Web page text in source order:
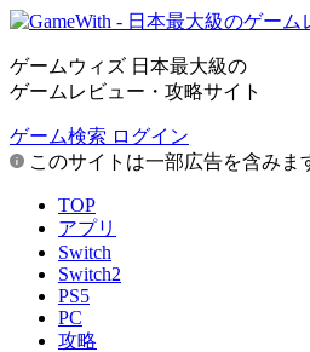
ゲームウィズ 日本最大級の
ゲームレビュー・攻略サイト
ゲーム検索 ログイン
このサイトは一部広告を含みま
TOP
アプリ
Switch
Switch2
PS5
PC
攻略